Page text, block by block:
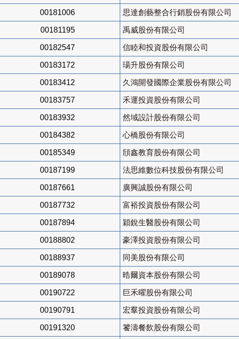
00181006 思達創藝整合行銷股份有限公司
00181195 禹威股份有限公司
00182547 信睦和投資股份有限公司
00183172 瑒升股份有限公司
00183412 久鴻開發國際企業股份有限公司
00183757 禾運投資股份有限公司
00183932 然域設計股份有限公司
00184382 心橋股份有限公司
00185349 頎鑫教育股份有限公司
00187199 法思維數位科技股份有限公司
00187661 廣興誠股份有限公司
00187732 富裕投資股份有限公司
00187894 穎銳生醫股份有限公司
00188802 豪澤投資股份有限公司
00188937 同美股份有限公司
00189078 晧爾資本股份有限公司
00190722 巨禾曜股份有限公司
00190791 宏羣投資股份有限公司
00191320 饕濤餐飲股份有限公司